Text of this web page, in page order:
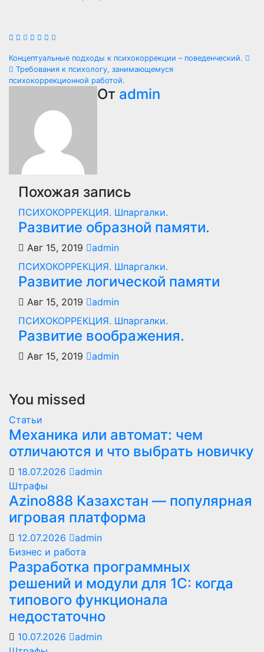
Навигация
по
записям
Концептуальные подходы к психокоррекции – поведенческий.
Требования к психологу, занимающемуся
психокоррекционной работой.
От admin
Похожая запись
ПСИХОКОРРЕКЦИЯ. Шпаргалки.
Развитие образной памяти.
Авг 15, 2019
admin
ПСИХОКОРРЕКЦИЯ. Шпаргалки.
Развитие логической памяти
Авг 15, 2019
admin
ПСИХОКОРРЕКЦИЯ. Шпаргалки.
Развитие воображения.
Авг 15, 2019 admin
You missed
Статьи
Механика или автомат: чем
отличаются и что выбрать новичку
18.07.2026
admin
Штрафы
Azino888 Казахстан — популярная
игровая платформа
12.07.2026
admin
Бизнес и работа
Разработка программных
решений и модули для 1С: когда
типового функционала
недостаточно
10.07.2026
admin